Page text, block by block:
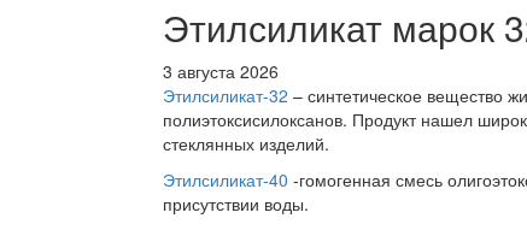
Этилсиликат марок
3 августа 2026
Этилсиликат-32 – синтетическое вещество
полиэтоксисилоксанов. Продукт нашел
стеклянных изделий.
Этилсиликат-40 -гомогенная смесь
присутствии воды.